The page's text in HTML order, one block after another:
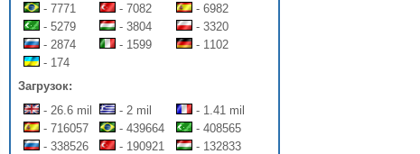
- 7771
- 7082
- 6982
- 5279
- 3804
- 3320
- 2874
- 1599
- 1102
- 174
Загрузок:
- 26.6 mil
- 2 mil
- 1.41 mil
- 716057
- 439664
- 408565
- 338526
- 190921
- 132833